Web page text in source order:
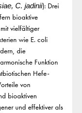
C. jadinii): Drei
bioaktive
vielfältiger
wie E. coli
die
Funktion
Hefe-
von
bioaktiven
und effektiver als